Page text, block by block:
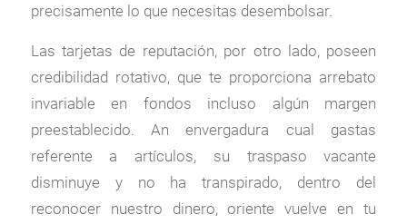
precisamente lo que necesitas desembolsar.
Las tarjetas de reputación, por otro lado, poseen
credibilidad rotativo, que te proporciona arrebato
invariable en fondos incluso algún margen
preestablecido. An envergadura cual gastas
referente a artículos, su traspaso vacante
disminuye y no ha transpirado, dentro del
reconocer nuestro dinero, oriente vuelve en tu